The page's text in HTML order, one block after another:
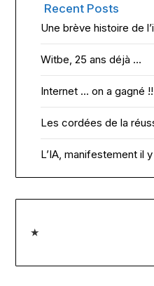
Recent Posts
Une brève histoire de
Witbe, 25 ans déjà …
Internet … on a gagné
Les cordées de la
L’IA, manifestement il
★